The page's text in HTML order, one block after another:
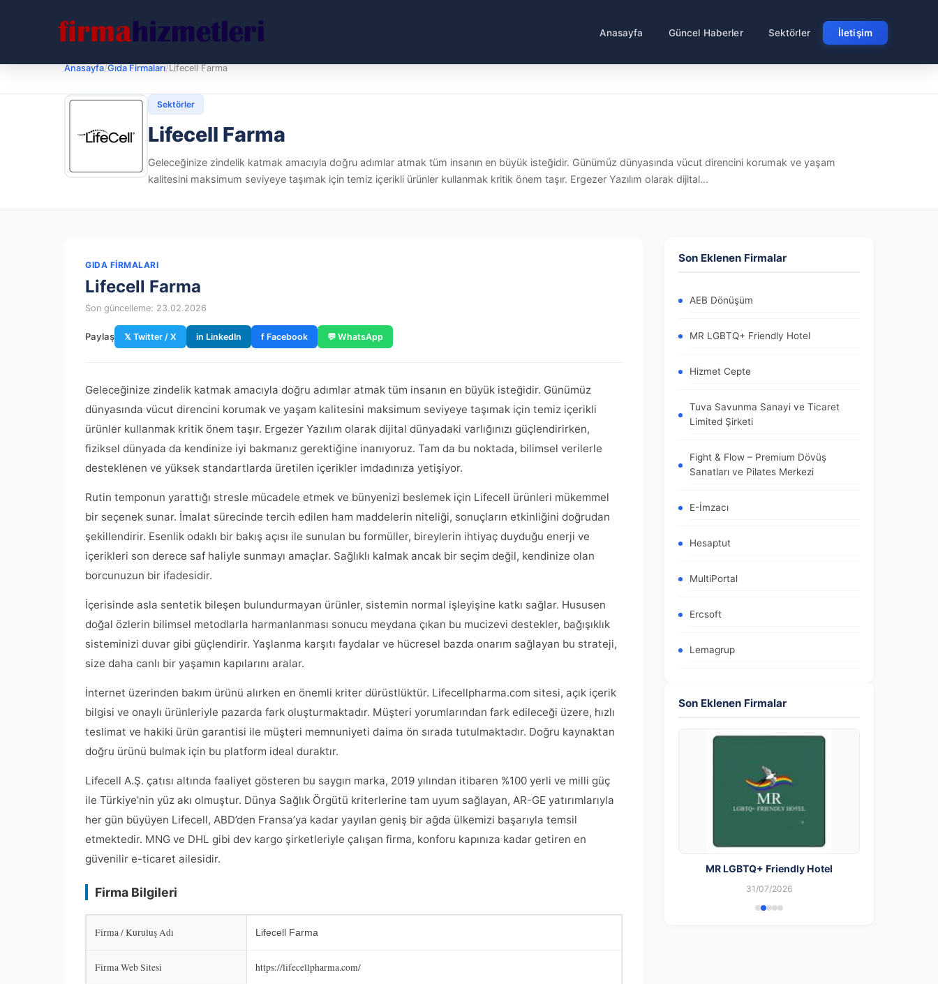
Anasayfa Güncel Haberler Sektörler İletişim
Anasayfa/Gıda Firmaları/Lifecell Farma
Sektörler
Lifecell Farma
Geleceğinize zindelik katmak amacıyla doğru adımlar atmak tüm insanın en büyük isteğidir. Günümüz dünyasında vücut direncini korumak ve yaşam
kalitesini maksimum seviyeye taşımak için temiz içerikli ürünler kullanmak kritik önem taşır. Ergezer Yazılım olarak dijital...
GIDA FIRMALARI
Lifecell Farma
Son güncelleme: 23.02.2026
Paylaş 𝕏 Twitter / X in LinkedIn f Facebook 💬 WhatsApp
Geleceğinize zindelik katmak amacıyla doğru adımlar atmak tüm insanın en büyük isteğidir. Günümüz
dünyasında vücut direncini korumak ve yaşam kalitesini maksimum seviyeye taşımak için temiz içerikli
ürünler kullanmak kritik önem taşır. Ergezer Yazılım olarak dijital dünyadaki varlığınızı güçlendirirken,
fiziksel dünyada da kendinize iyi bakmanız gerektiğine inanıyoruz. Tam da bu noktada, bilimsel verilerle
desteklenen ve yüksek standartlarda üretilen içerikler imdadınıza yetişiyor.
Rutin temponun yarattığı stresle mücadele etmek ve bünyenizi beslemek için Lifecell ürünleri mükemmel
bir seçenek sunar. İmalat sürecinde tercih edilen ham maddelerin niteliği, sonuçların etkinliğini doğrudan
şekillendirir. Esenlik odaklı bir bakış açısı ile sunulan bu formüller, bireylerin ihtiyaç duyduğu enerji ve
içerikleri son derece saf haliyle sunmayı amaçlar. Sağlıklı kalmak ancak bir seçim değil, kendinize olan
borcunuzun bir ifadesidir.
İçerisinde asla sentetik bileşen bulundurmayan ürünler, sistemin normal işleyişine katkı sağlar. Hususen
doğal özlerin bilimsel metodlarla harmanlanması sonucu meydana çıkan bu mucizevi destekler, bağışıklık
sisteminizi duvar gibi güçlendirir. Yaşlanma karşıtı faydalar ve hücresel bazda onarım sağlayan bu strateji,
size daha canlı bir yaşamın kapılarını aralar.
İnternet üzerinden bakım ürünü alırken en önemli kriter dürüstlüktür. Lifecellpharma.com sitesi, açık içerik
bilgisi ve onaylı ürünleriyle pazarda fark oluşturmaktadır. Müşteri yorumlarından fark edileceği üzere, hızlı
teslimat ve hakiki ürün garantisi ile müşteri memnuniyeti daima ön sırada tutulmaktadır. Doğru kaynaktan
doğru ürünü bulmak için bu platform ideal duraktır.
Lifecell A.Ş. çatısı altında faaliyet gösteren bu saygın marka, 2019 yılından itibaren %100 yerli ve milli güç
ile Türkiye’nin yüz akı olmuştur. Dünya Sağlık Örgütü kriterlerine tam uyum sağlayan, AR-GE yatırımlarıyla
her gün büyüyen Lifecell, ABD’den Fransa’ya kadar yayılan geniş bir ağda ülkemizi başarıyla temsil
etmektedir. MNG ve DHL gibi dev kargo şirketleriyle çalışan firma, konforu kapınıza kadar getiren en
güvenilir e-ticaret ailesidir.
Firma Bilgileri
Firma / Kuruluş Adı Lifecell Farma
Firma Web Sitesi https://lifecellpharma.com/
Son Eklenen Firmalar
AEB Dönüşüm
MR LGBTQ+ Friendly Hotel
Hizmet Cepte
Tuva Savunma Sanayi ve Ticaret
Limited Şirketi
Fight & Flow – Premium Dövüş
Sanatları ve Pilates Merkezi
E-İmzacı
Hesaptut
MultiPortal
Ercsoft
Lemagrup
Son Eklenen Firmalar
MR LGBTQ+ Friendly Hotel
31/07/2026